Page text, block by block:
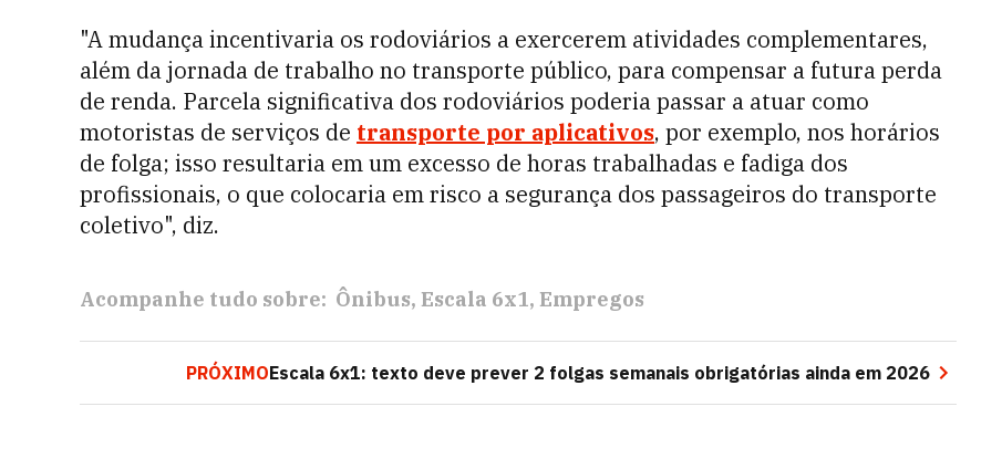
"A mudança incentivaria os rodoviários a exercerem atividades complementares,
além da jornada de trabalho no transporte público, para compensar a futura perda
de renda. Parcela significativa dos rodoviários poderia passar a atuar como
motoristas de serviços de transporte por aplicativos, por exemplo, nos horários
de folga; isso resultaria em um excesso de horas trabalhadas e fadiga dos
profissionais, o que colocaria em risco a segurança dos passageiros do transporte
coletivo", diz.
Acompanhe tudo sobre: Ônibus Escala 6x1 Empregos
PRÓXIMOEscala 6x1: texto deve prever 2 folgas semanais obrigatórias ainda em 2026